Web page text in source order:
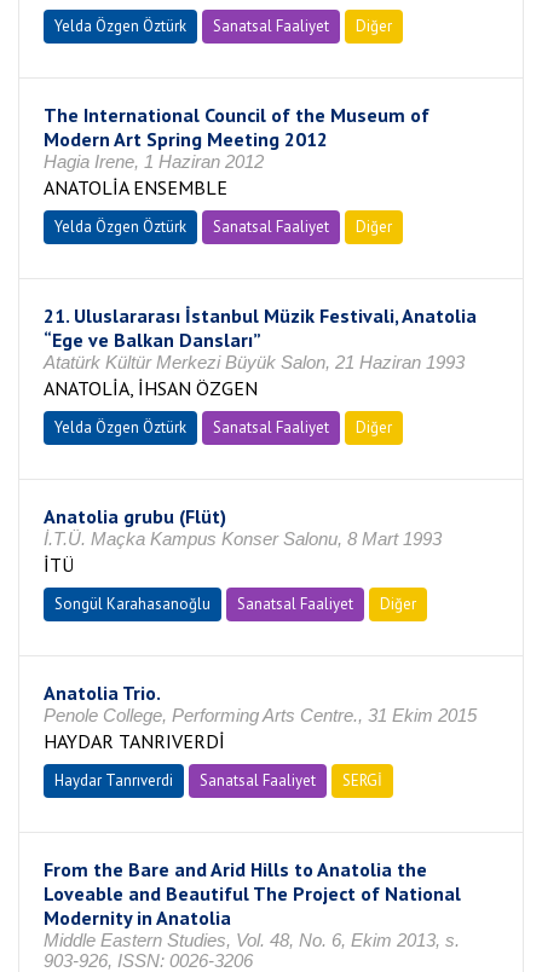
Yelda Özgen Öztürk Sanatsal Faaliyet Diğer
The International Council of the Museum of
Modern Art Spring Meeting 2012
Hagia Irene, 1 Haziran 2012
ANATOLİA ENSEMBLE
Yelda Özgen Öztürk Sanatsal Faaliyet Diğer
21. Uluslararası İstanbul Müzik Festivali, Anatolia
“Ege ve Balkan Dansları”
Atatürk Kültür Merkezi Büyük Salon, 21 Haziran 1993
ANATOLİA, İHSAN ÖZGEN
Yelda Özgen Öztürk Sanatsal Faaliyet Diğer
Anatolia grubu (Flüt)
İ.T.Ü. Maçka Kampus Konser Salonu, 8 Mart 1993
İTÜ
Songül Karahasanoğlu Sanatsal Faaliyet Diğer
Anatolia Trio.
Penole College, Performing Arts Centre., 31 Ekim 2015
HAYDAR TANRIVERDİ
Haydar Tanrıverdi Sanatsal Faaliyet SERGİ
From the Bare and Arid Hills to Anatolia the
Loveable and Beautiful The Project of National
Modernity in Anatolia
Middle Eastern Studies, Vol. 48, No. 6, Ekim 2013, s.
903-926, ISSN: 0026-3206